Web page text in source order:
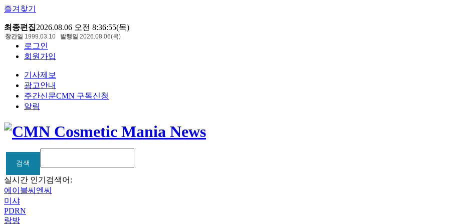
즐겨찾기
최종편집2026.08.06 오전 8:36:55(목)
로그인
회원가입
기사제보
광고안내
주간신문CMN 구독신청
알림
창간일 1999.03.10 발행일 2026.08.06(목)
검색
검색
실시간 인기검색어:
에이블씨엔씨
미샤
PDRN
랑방